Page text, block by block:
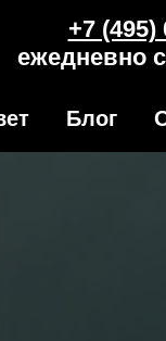
+7 (495)
ежедневно
Блог